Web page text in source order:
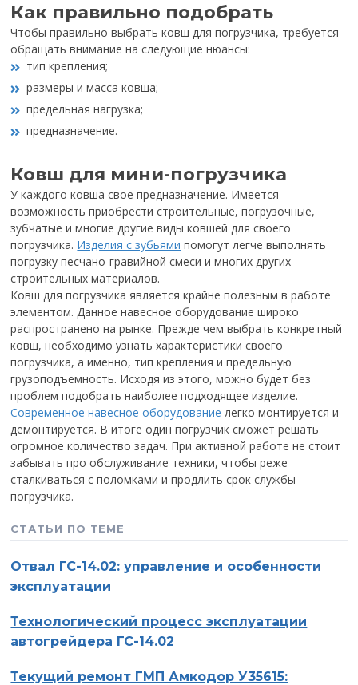
О компании
Статьи
Ваше имя
Как правильно подобрать
Чтобы правильно выбрать ковш для погрузчика, требуется
обращать внимание на следующие нюансы:
тип крепления;
размеры и масса ковша;
предельная нагрузка;
предназначение.
Ковш для мини-погрузчика
У каждого ковша свое предназначение. Имеется
возможность приобрести строительные, погрузочные,
зубчатые и многие другие виды ковшей для своего
погрузчика. Изделия с зубьями помогут легче выполнять
погрузку песчано-гравийной смеси и многих других
строительных материалов.
Ковш для погрузчика является крайне полезным в работе
элементом. Данное навесное оборудование широко
распространено на рынке. Прежде чем выбрать конкретный
ковш, необходимо узнать характеристики своего
погрузчика, а именно, тип крепления и предельную
грузоподъемность. Исходя из этого, можно будет без
проблем подобрать наиболее подходящее изделие.
Современное навесное оборудование легко монтируется и
демонтируется. В итоге один погрузчик сможет решать
огромное количество задач. При активной работе не стоит
забывать про обслуживание техники, чтобы реже
сталкиваться с поломками и продлить срок службы
погрузчика.
СТАТЬИ ПО ТЕМЕ
Отвал ГС-14.02: управление и особенности
эксплуатации
Технологический процесс эксплуатации
автогрейдера ГС-14.02
Текущий ремонт ГМП Амкодор У35615: